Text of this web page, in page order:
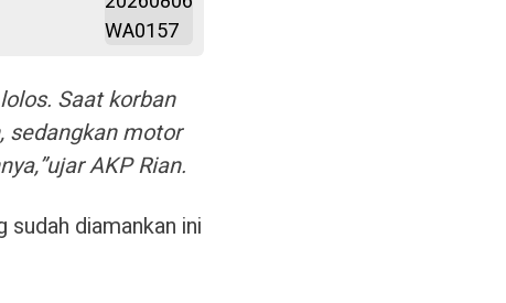
Saat korban
sedangkan motor
AKP Rian.
diamankan ini